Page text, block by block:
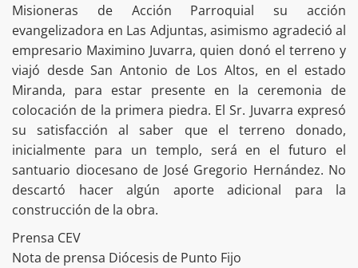
Misioneras de Acción Parroquial su acción
evangelizadora en Las Adjuntas, asimismo agradeció al
empresario Maximino Juvarra, quien donó el terreno y
viajó desde San Antonio de Los Altos, en el estado
Miranda, para estar presente en la ceremonia de
colocación de la primera piedra. El Sr. Juvarra expresó
su satisfacción al saber que el terreno donado,
inicialmente para un templo, será en el futuro el
santuario diocesano de José Gregorio Hernández. No
descartó hacer algún aporte adicional para la
construcción de la obra.
Prensa CEV
Nota de prensa Diócesis de Punto Fijo